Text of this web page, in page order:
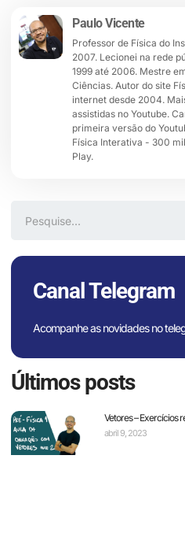
Paulo Vicente
Professor de Física do
2007. Lecionei na rede
1999 até 2006. Mestre
Ciências. Autor do site
internet desde 2004.
assistidas no Youtube.
primeira versão do
Física Interativa - 300
Play.
Canal Telegram
Acompanhe as novidades no
Últimos posts
Vetores – Exercícios
abril 9, 2023